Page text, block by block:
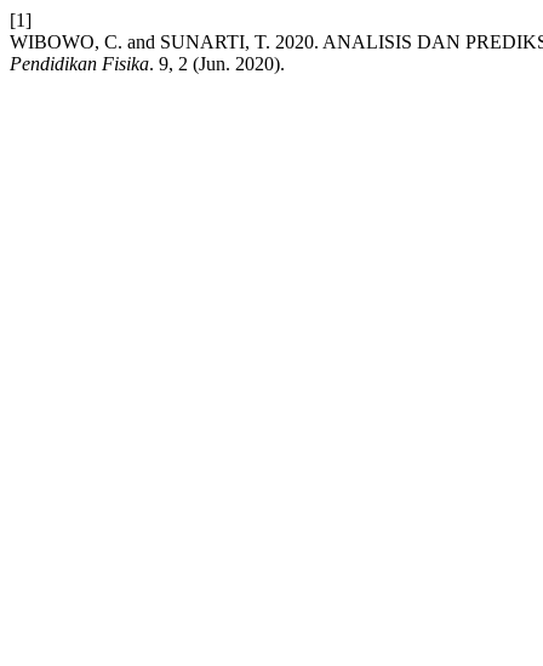
[1]
WIBOWO, C. and SUNARTI, T. 2020. ANALISIS DAN
Pendidikan Fisika. 9, 2 (Jun. 2020).